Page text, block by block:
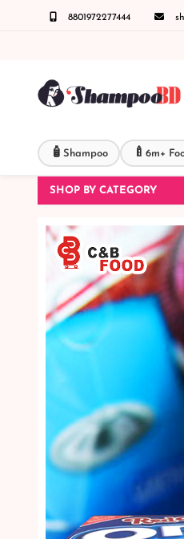
8801972277444
+ Whatsapp ) +8801972277444 সহজে
🧴 Shampoo 🍼 6m+
SHOP BY CATEGORY